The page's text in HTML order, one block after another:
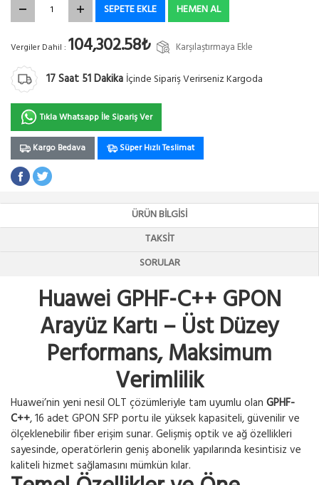
SEPETE EKLE HEMEN AL
Vergiler Dahil : 104,302.58₺ Karşılaştırmaya Ekle
17Saat 51Dakika İçinde Sipariş Verirseniz Kargoda
Tıkla Whatsapp İle Sipariş Ver
Kargo Bedava Süper Hızlı Teslimat
ÜRÜN BILGISI
TAKSIT
SORULAR
Huawei GPHF-C++ GPON
Arayüz Kartı – Üst Düzey
Performans, Maksimum
Verimlilik
Huawei’nin yeni nesil OLT çözümleriyle tam uyumlu olan GPHF-
C++, 16 adet GPON SFP portu ile yüksek kapasiteli, güvenilir ve
ölçeklenebilir fiber erişim sunar. Gelişmiş optik ve ağ özellikleri
sayesinde, operatörlerin geniş abonelik yapılarında kesintisiz ve
kaliteli hizmet sağlamasını mümkün kılar.